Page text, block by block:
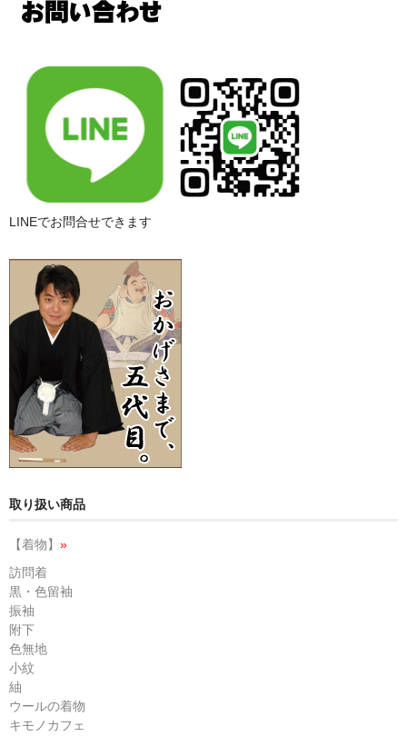
LINEでお問合せできます
取り扱い商品
【着物】 »
訪問着
黒・色留袖
振袖
附下
色無地
小紋
紬
ウールの着物
キモノカフェ